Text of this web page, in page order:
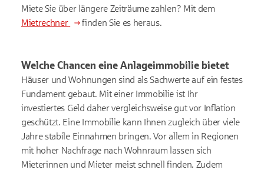
Miete Sie über längere Zeiträume zahlen? Mit dem
Mietrechner
finden Sie es heraus.
Welche Chancen eine Anlageimmobilie bietet
Häuser und Wohnungen sind als Sachwerte auf ein festes
Fundament gebaut. Mit einer Immobilie ist Ihr
investiertes Geld daher vergleichsweise gut vor Inflation
geschützt. Eine Immobilie kann Ihnen zugleich über viele
Jahre stabile Einnahmen bringen. Vor allem in Regionen
mit hoher Nachfrage nach Wohnraum lassen sich
Mieterinnen und Mieter meist schnell finden. Zudem